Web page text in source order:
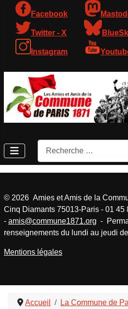
Facebook
Twitter - X
Instagram
Rechercher
Accueil
La Commune de
© 2026 Amies et Amis de la
Cinq Diamants 75013-Paris - 01 45
- amis@commune1871.org -
renseignements du lundi au jeudi
Mentions légales